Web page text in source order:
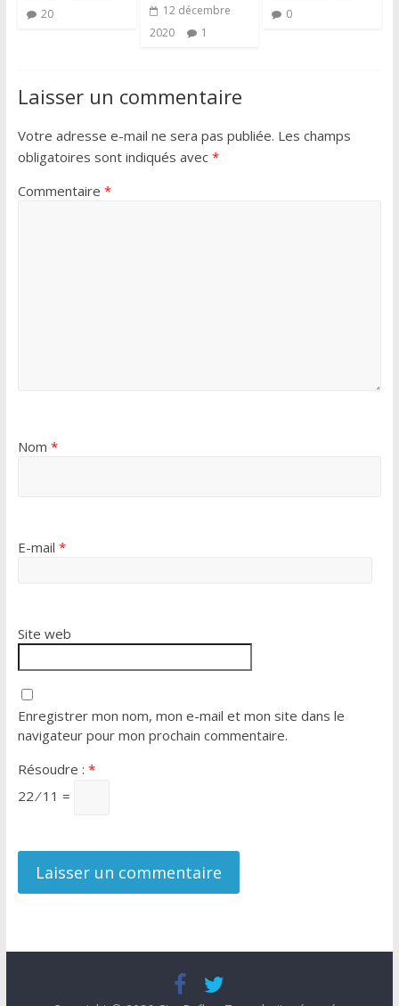
20
12 décembre
2020
1
0
Laisser un commentaire
Votre adresse e-mail ne sera pas publiée. Les champs
obligatoires sont indiqués avec *
Commentaire *
Nom *
E-mail *
Site web
Enregistrer mon nom, mon e-mail et mon site dans le
navigateur pour mon prochain commentaire.
Résoudre : *
22 ⁄ 11 =